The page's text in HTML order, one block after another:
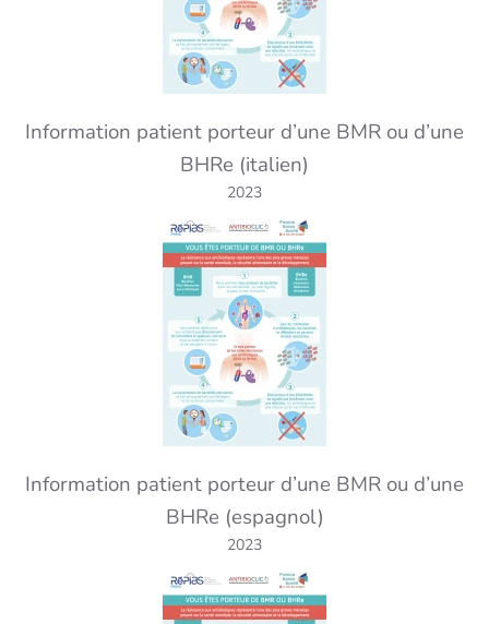
Information patient porteur d’une BMR ou d’une
BHRe (italien)
2023
Information patient porteur d’une BMR ou d’une
BHRe (espagnol)
2023